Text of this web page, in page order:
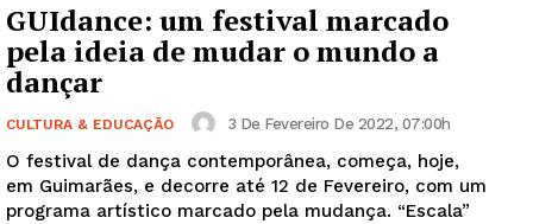
GUIdance: um festival marcado
pela ideia de mudar o mundo a
dançar
CULTURA & EDUCAÇÃO 3 De Fevereiro De 2022, 07:00h
O festival de dança contemporânea, começa, hoje,
em Guimarães, e decorre até 12 de Fevereiro, com um
programa artístico marcado pela mudança. “Escala”